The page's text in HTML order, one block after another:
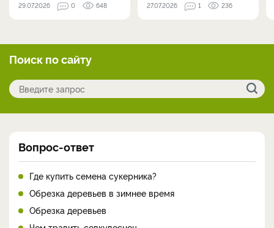
29.07.2026 0 648 27.07.2026 1 236
Поиск по сайту
Вопрос-ответ
Где купить семена сукерника?
Обрезка деревьев в зимнее время
Обрезка деревьев